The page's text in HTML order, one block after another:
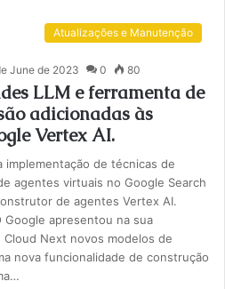
Atualizações e Manutenção
June de 2023 0 80
LLM e ferramenta de
adicionadas às
Vertex AI.
implementação de técnicas de
agentes virtuais no Google Search
de agentes Vertex AI.
Google apresentou na sua
Next novos modelos de
nova funcionalidade de construção